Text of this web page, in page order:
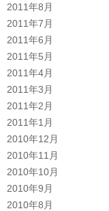
2011年8月
2011年7月
2011年6月
2011年5月
2011年4月
2011年3月
2011年2月
2011年1月
2010年12月
2010年11月
2010年10月
2010年9月
2010年8月